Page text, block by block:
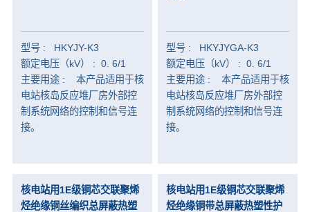
型号 : HKYJY-K3
额定电压（kV） : 0. 6/1
主要用途 : 本产品适用于核
电站核岛反应堆厂房外部控
制系统网络的控制和信号连
接。
型号 : HKYJYGA-K3
额定电压（kV） : 0. 6/1
主要用途 : 本产品适用于核
电站核岛反应堆厂房外部控
制系统网络的控制和信号连
接。
核电站用1E级铜芯交联聚烯
烃绝缘铜丝编织总屏蔽热塑
核电站用1E级铜芯交联聚烯
烃绝缘铜带总屏蔽热塑性护